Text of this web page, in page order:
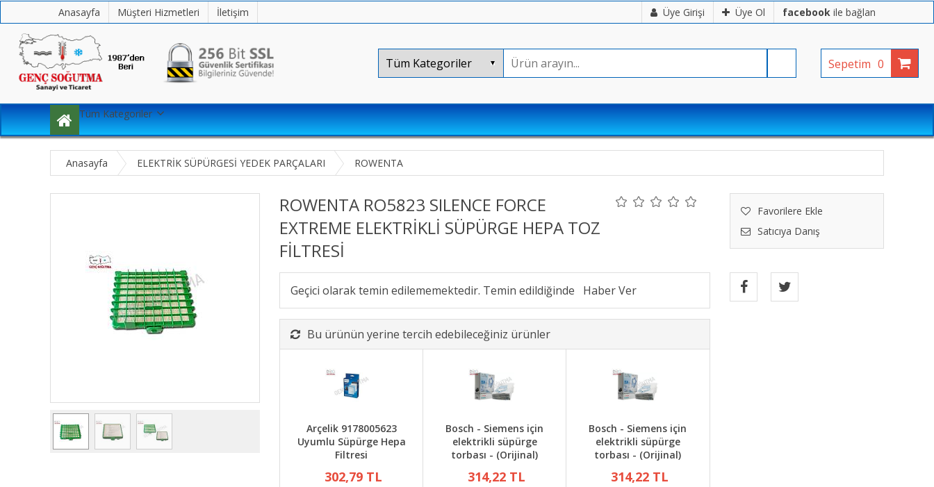
Anasayfa Müşteri Hizmetleri İletişim Üye Girişi Üye Ol facebook ile bağlan
Sepetim 0
Tüm Kategoriler
Anasayfa ELEKTRİK SÜPÜRGESİ YEDEK PARÇALARI ROWENTA
ROWENTA RO5823 SILENCE FORCE
EXTREME ELEKTRİKLİ SÜPÜRGE HEPA TOZ
FİLTRESİ
Favorilere Ekle
Satıcıya Danış
Geçici olarak temin edilememektedir. Temin edildiğinde
Bu ürünün yerine tercih edebileceğiniz ürünler
Arçelik 9178005623
Uyumlu Süpürge Hepa
Filtresi
302,79 TL
Bosch - Siemens için
elektrikli süpürge
torbası - (Orijinal)
314,22 TL
Bosch - Siemens için
elektrikli süpürge
torbası - (Orijinal)
314,22 TL